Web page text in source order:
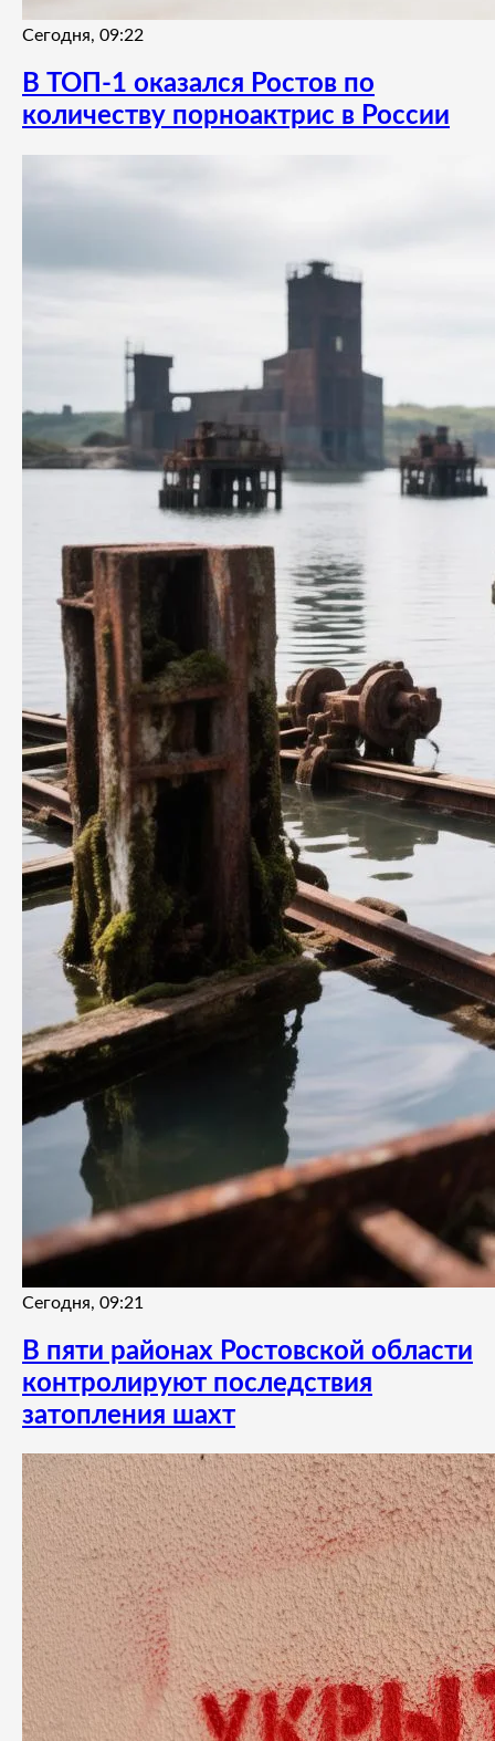
Сегодня, 09:22
В ТОП-1 оказался Ростов по
количеству порноактрис в России
Сегодня, 09:21
В пяти районах Ростовской области
контролируют последствия
затопления шахт